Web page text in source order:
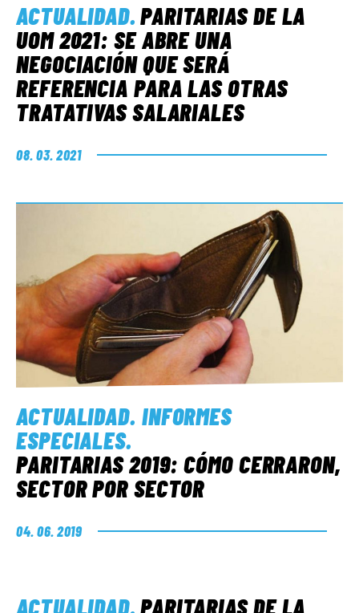
ACTUALIDAD.PARITARIAS DE LA
UOM 2021: SE ABRE UNA
NEGOCIACIÓN QUE SERÁ
REFERENCIA PARA LAS OTRAS
TRATATIVAS SALARIALES
08. 03. 2021
ACTUALIDAD. INFORMES
ESPECIALES.
PARITARIAS 2019: CÓMO CERRARON,
SECTOR POR SECTOR
04. 06. 2019
ACTUALIDAD.PARITARIAS DE LA